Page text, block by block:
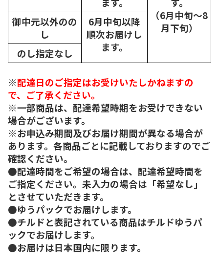
（6月中旬～8
月下旬）
御中元以外のの
し
6月中旬以降
順次お届けし
ます。
のし指定なし
※配達日のご指定はお受けいたしかねますの
で、ご了承ください。
※一部商品は、配達希望時期をお受けできない
場合がございます。
※お申込み期間及びお届け期間が異なる場合が
あります。各商品ごとに記載しておりますのでご
確認ください。
●配達時間をご希望の場合は、配達希望時間を
ご指定ください。未入力の場合は「希望なし」
とさせていただきます。
●ゆうパックでお届けします。
●チルドと表記されている商品はチルドゆうパ
ックでお届けします。
●お届けは日本国内に限ります。